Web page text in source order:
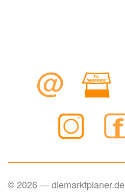
© 2026 — diemarktplaner.de